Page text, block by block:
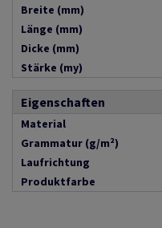
Breite (mm)
Länge (mm)
Dicke (mm)
Stärke (my)
Eigenschaften
Material
Grammatur (g/m²)
Laufrichtung
Produktfarbe